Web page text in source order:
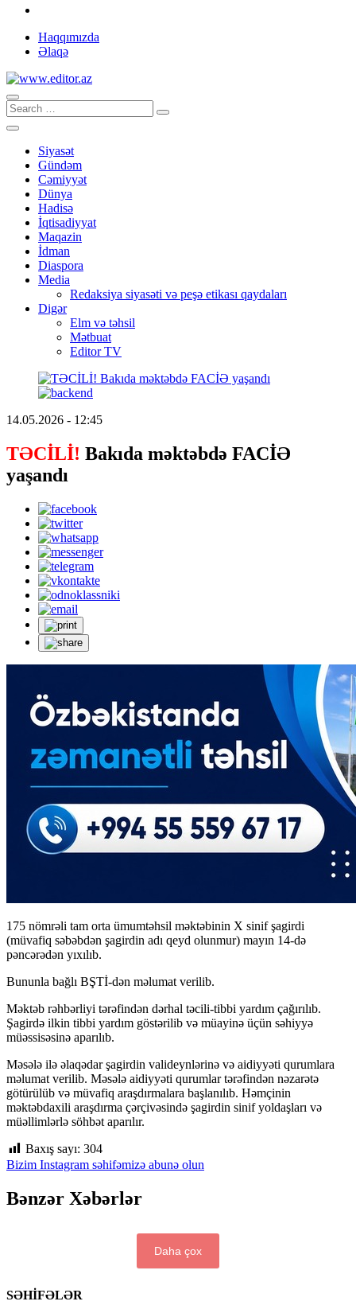
Haqqımızda
Əlaqə
Siyasət
Gündəm
Cəmiyyət
Dünya
Hadisə
İqtisadiyyat
Maqazin
İdman
Diaspora
Media
Redaksiya siyasəti və peşə etikası qaydaları
Digər
Elm və təhsil
Mətbuat
Editor TV
14.05.2026 - 12:45
TƏCİLİ! Bakıda məktəbdə FACİƏ
yaşandı
175 nömrəli tam orta ümumtəhsil məktəbinin X sinif şagirdi
(müvafiq səbəbdən şagirdin adı qeyd olunmur) mayın 14-də
pəncərədən yıxılıb.
Bununla bağlı BŞTİ-dən məlumat verilib.
Məktəb rəhbərliyi tərəfindən dərhal təcili-tibbi yardım çağırılıb.
Şagirdə ilkin tibbi yardım göstərilib və müayinə üçün səhiyyə
müəssisəsinə aparılıb.
Məsələ ilə əlaqədar şagirdin valideynlərinə və aidiyyəti qurumlara
məlumat verilib. Məsələ aidiyyəti qurumlar tərəfindən nəzarətə
götürülüb və müvafiq araşdırmalara başlanılıb. Həmçinin
məktəbdaxili araşdırma çərçivəsində şagirdin sinif yoldaşları və
müəllimlərlə söhbət aparılır.
Baxış sayı: 304
Bizim Instagram səhifəmizə abunə olun
Bənzər Xəbərlər
Daha çox
SƏHİFƏLƏR